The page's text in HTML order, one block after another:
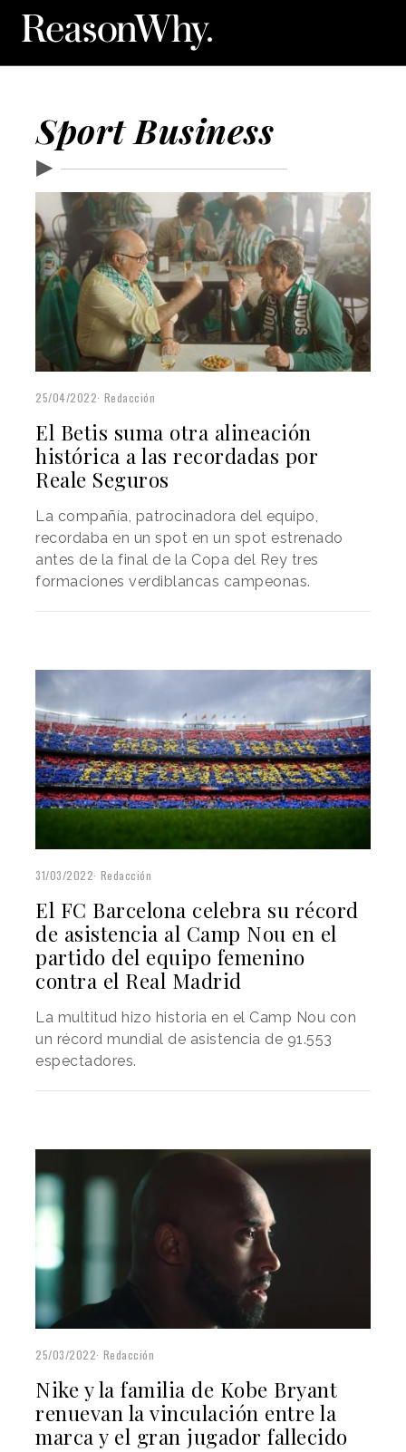
Sport Business
▶
25/04/2022 Redacción
El Betis suma otra alineación
histórica a las recordadas por
Reale Seguros
La compañía, patrocinadora del equipo,
recordaba en un spot en un spot estrenado
antes de la final de la Copa del Rey tres
formaciones verdiblancas campeonas.
31/03/2022 Redacción
El FC Barcelona celebra su récord
de asistencia al Camp Nou en el
partido del equipo femenino
contra el Real Madrid
La multitud hizo historia en el Camp Nou con
un récord mundial de asistencia de 91.553
espectadores.
25/03/2022 Redacción
Nike y la familia de Kobe Bryant
renuevan la vinculación entre la
marca y el gran jugador fallecido